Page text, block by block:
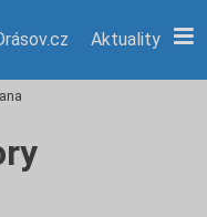
Aktuality